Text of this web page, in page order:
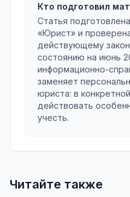
Кто подготовил
Статья
«Юрист» и
действующему
состоянию на июнь
информационно-
заменяет
юриста: в
действовать
учесть.
Читайте также